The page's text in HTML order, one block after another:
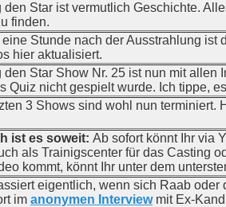
den Star ist vermutlich Geschichte.
finden.
eine Stunde nach der Ausstrahlung
hier aktualisiert.
den Star Show Nr. 25 ist nun mit allen
Quiz nicht gespielt wurde. Ich tippe,
3 Shows sind wohl nun terminiert.
ist es soweit: Ab sofort könnt Ihr via
als Trainigscenter für das Casting
kommt, könnt Ihr unter dem
eigentlich, wenn sich Raab
im anonymen Interviewmit Ex-